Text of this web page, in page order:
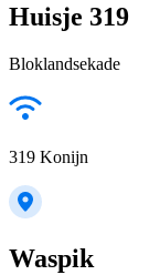
Huisje 319
Bloklandsekade
319 Konijn
Waspik